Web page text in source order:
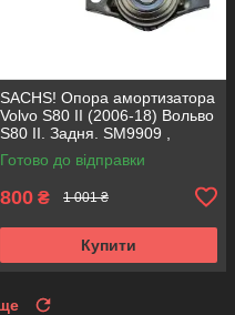
SACHS! Опора амортизатора
Volvo S80 II (2006-18) Вольво
S80 II. Задня. SM9909 ,
802416 , KB952.10 ,
VKDA40436
Готово до відправки
800 ₴ 1 001 ₴
Купити